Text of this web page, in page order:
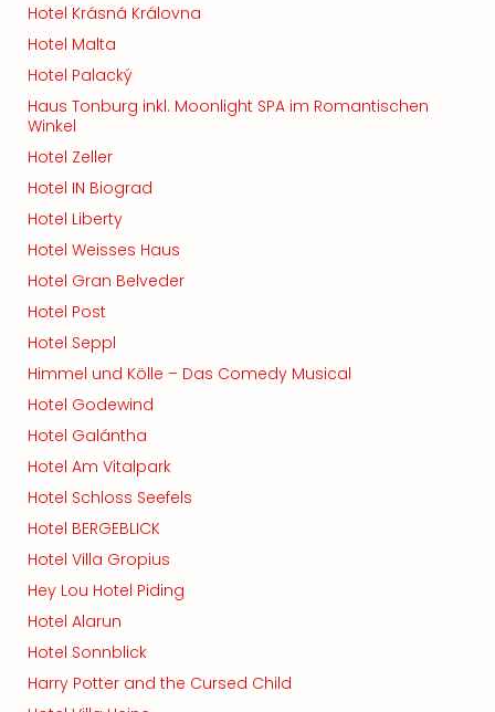
Hotel Krásná Královna
Hotel Malta
Hotel Palacký
Haus Tonburg inkl. Moonlight SPA im Romantischen
Winkel
Hotel Zeller
Hotel IN Biograd
Hotel Liberty
Hotel Weisses Haus
Hotel Gran Belveder
Hotel Post
Hotel Seppl
Himmel und Kölle – Das Comedy Musical
Hotel Godewind
Hotel Galántha
Hotel Am Vitalpark
Hotel Schloss Seefels
Hotel BERGEBLICK
Hotel Villa Gropius
Hey Lou Hotel Piding
Hotel Alarun
Hotel Sonnblick
Harry Potter and the Cursed Child